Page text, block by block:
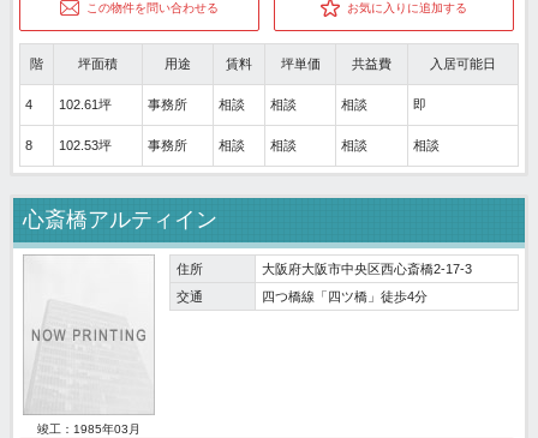
この物件を問い合わせる お気に入りに追加する
階 坪面積 用途 賃料 坪単価 共益費 入居可能日
4 102.61坪 事務所 相談 相談 相談 即
8 102.53坪 事務所 相談 相談 相談 相談
心斎橋アルティイン
竣工：1985年03月
住所
大阪府大阪市中央区西心斎橋2-17-3
交通
四つ橋線「四ツ橋」徒歩4分